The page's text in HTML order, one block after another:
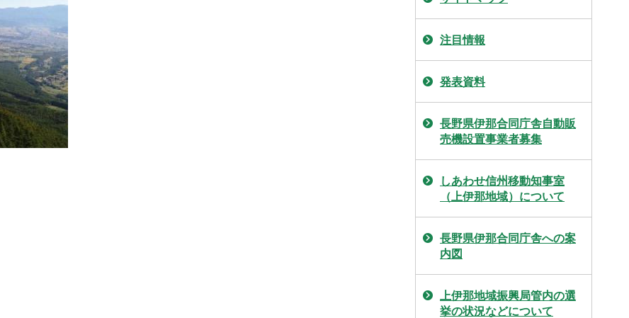
注目情報
発表資料
長野県伊那合同庁舎自動販
売機設置事業者募集
しあわせ信州移動知事室
（上伊那地域）について
長野県伊那合同庁舎への案
内図
上伊那地域振興局管内の選
挙の状況などについて